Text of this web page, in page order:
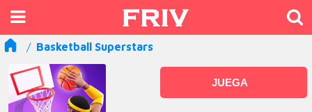
Basketball Superstars
JUEGA